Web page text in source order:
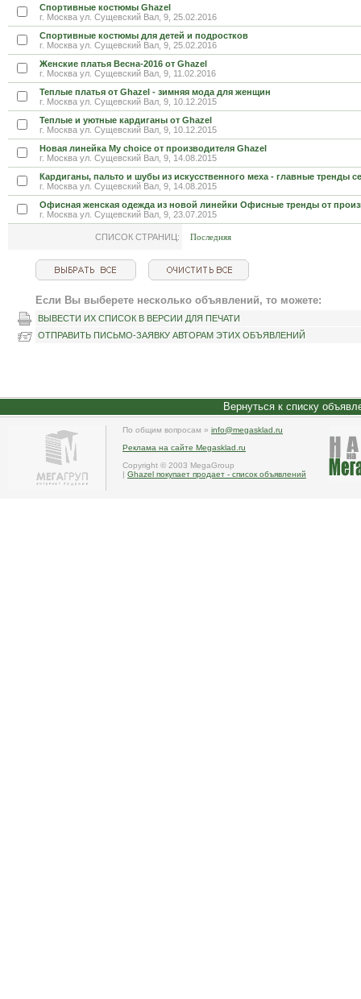
Спортивные костюмы Ghazel
г. Москва ул. Сущевский Вал, 9, 25.02.2016
Спортивные костюмы для детей и подростков
г. Москва ул. Сущевский Вал, 9, 25.02.2016
Женские платья Весна-2016 от Ghazel
г. Москва ул. Сущевский Вал, 9, 11.02.2016
Теплые платья от Ghazel - зимняя мода для женщин
г. Москва ул. Сущевский Вал, 9, 10.12.2015
Теплые и уютные кардиганы от Ghazel
г. Москва ул. Сущевский Вал, 9, 10.12.2015
Новая линейка My choice от производителя Ghazel
г. Москва ул. Сущевский Вал, 9, 14.08.2015
Кардиганы, пальто и шубы из искусственного меха - главные тренды
г. Москва ул. Сущевский Вал, 9, 14.08.2015
Офисная женская одежда из новой линейки Офисные тренды от
г. Москва ул. Сущевский Вал, 9, 23.07.2015
СПИСОК СТРАНИЦ: Последняя
Если Вы выберете несколько объявлений, то можете:
ВЫВЕСТИ ИХ СПИСОК В ВЕРСИИ ДЛЯ ПЕЧАТИ
ОТПРАВИТЬ ПИСЬМО-ЗАЯВКУ АВТОРАМ ЭТИХ ОБЪЯВЛЕНИЙ
Вернуться к списку
По общим вопросам » info@megasklad.ru
Реклама на сайте Megasklad.ru
Copyright © 2003 MegaGroup
| Ghazel покупает продает - список объявлений